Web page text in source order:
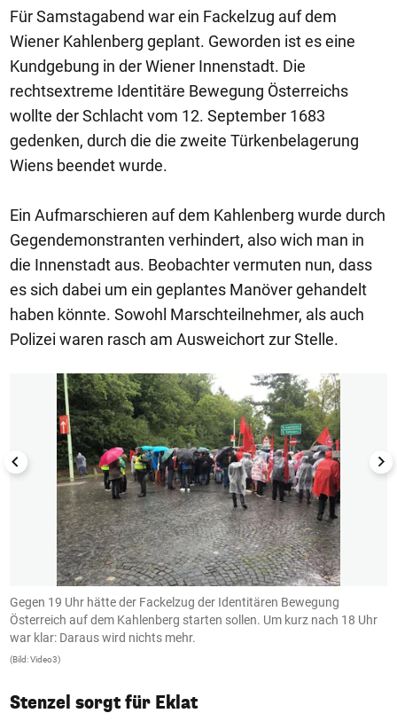
Für Samstagabend war ein Fackelzug auf dem
Wiener Kahlenberg geplant. Geworden ist es eine
Kundgebung in der Wiener Innenstadt. Die
rechtsextreme Identitäre Bewegung Österreichs
wollte der Schlacht vom 12. September 1683
gedenken, durch die die zweite Türkenbelagerung
Wiens beendet wurde.
Ein Aufmarschieren auf dem Kahlenberg wurde durch
Gegendemonstranten verhindert, also wich man in
die Innenstadt aus. Beobachter vermuten nun, dass
es sich dabei um ein geplantes Manöver gehandelt
haben könnte. Sowohl Marschteilnehmer, als auch
Polizei waren rasch am Ausweichort zur Stelle.
1/14
Gegen 19 Uhr hätte der Fackelzug der Identitären Bewegung
Österreich auf dem Kahlenberg starten sollen. Um kurz nach 18 Uhr
war klar: Daraus wird nichts mehr.
(Bild: Video3)
Stenzel sorgt für Eklat